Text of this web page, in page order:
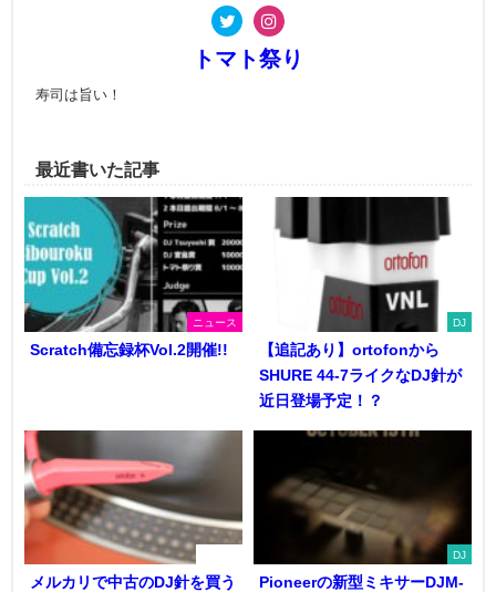
トマト祭り
寿司は旨い！
最近書いた記事
ニュース
Scratch備忘録杯Vol.2開催!!
DJ
【追記あり】ortofonから
SHURE 44-7ライクなDJ針が
近日登場予定！？
メルカリで中古のDJ針を買う
DJ
Pioneerの新型ミキサーDJM-